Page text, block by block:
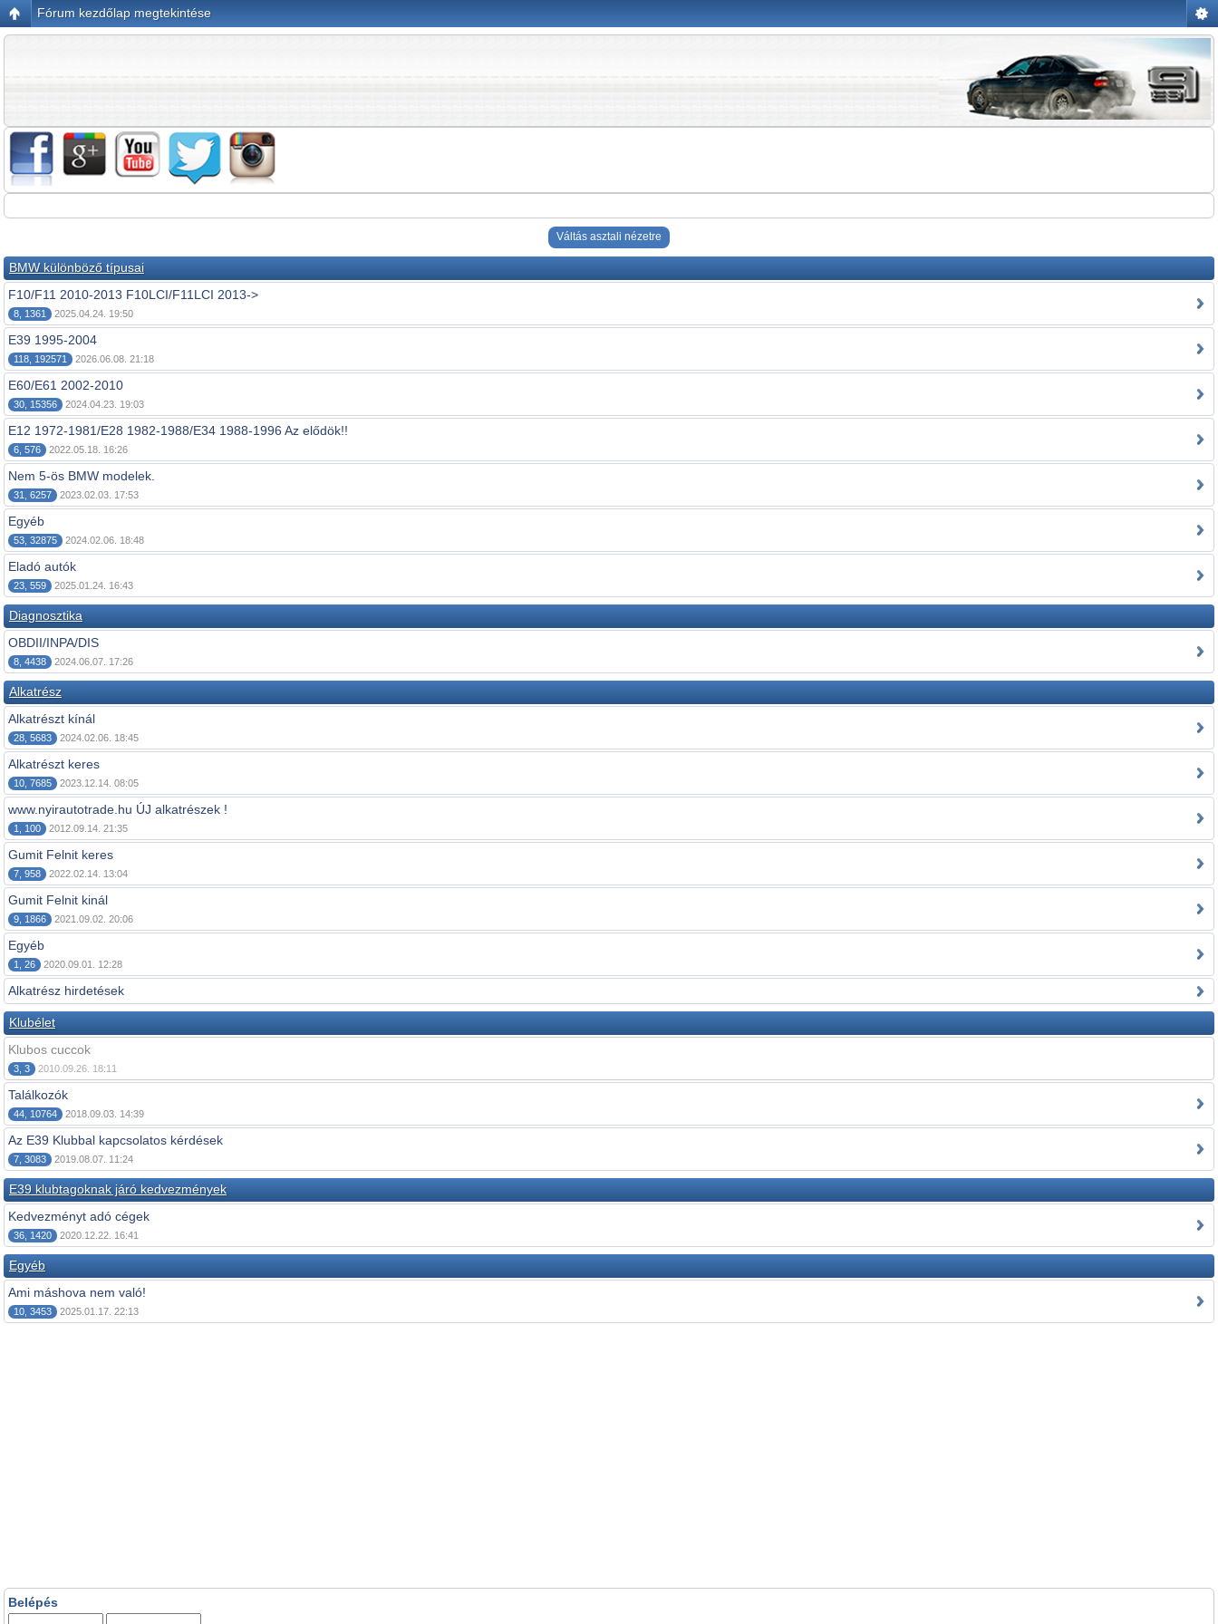
Fórum kezdőlap megtekintése
Váltás asztali nézetre
BMW különböző típusai
F10/F11 2010-2013 F10LCI/F11LCI 2013->
8, 1361 2025.04.24. 19:50
E39 1995-2004
118, 192571 2026.06.08. 21:18
E60/E61 2002-2010
30, 15356 2024.04.23. 19:03
E12 1972-1981/E28 1982-1988/E34 1988-1996 Az elődök!!
6, 576 2022.05.18. 16:26
Nem 5-ös BMW modelek.
31, 6257 2023.02.03. 17:53
Egyéb
53, 32875 2024.02.06. 18:48
Eladó autók
23, 559 2025.01.24. 16:43
Diagnosztika
OBDII/INPA/DIS
8, 4438 2024.06.07. 17:26
Alkatrész
Alkatrészt kínál
28, 5683 2024.02.06. 18:45
Alkatrészt keres
10, 7685 2023.12.14. 08:05
www.nyirautotrade.hu ÚJ alkatrészek !
1, 100 2012.09.14. 21:35
Gumit Felnit keres
7, 958 2022.02.14. 13:04
Gumit Felnit kinál
9, 1866 2021.09.02. 20:06
Egyéb
1, 26 2020.09.01. 12:28
Alkatrész hirdetések
Klubélet
Klubos cuccok
3, 3 2010.09.26. 18:11
Találkozók
44, 10764 2018.09.03. 14:39
Az E39 Klubbal kapcsolatos kérdések
7, 3083 2019.08.07. 11:24
E39 klubtagoknak járó kedvezmények
Kedvezményt adó cégek
36, 1420 2020.12.22. 16:41
Egyéb
Ami máshova nem való!
10, 3453 2025.01.17. 22:13
Belépés